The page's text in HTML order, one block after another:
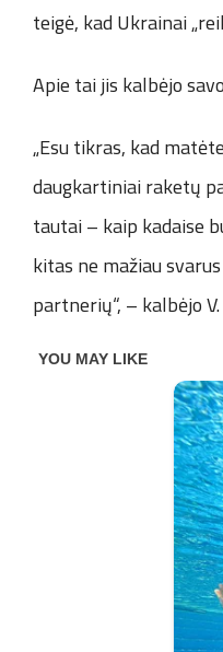
teigė, kad Ukrainai
Apie tai jis kalbėjo
„Esu tikras, kad
daugkartiniai raketų
tautai – kaip kadaise
kitas ne mažiau
partnerių“, – kalbėjo